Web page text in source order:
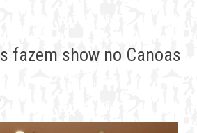
fazem show no Canoas